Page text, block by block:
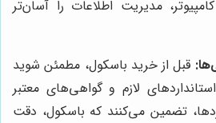
مدیریت اطلاعات را آسان‌تر
قبل از خرید باسکول، مطمئن شوید
لازم و گواهی‌های معتبر
تضمین می‌کنند که باسکول، دقت